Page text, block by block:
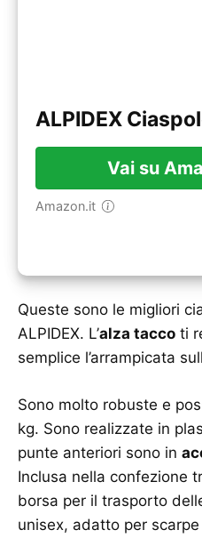
ALPIDEX
Vai su
Amazon.it
Queste sono le migliori
ALPIDEX. L’alza tacco ti
semplice l’arrampicata
Sono molto robuste e
kg. Sono realizzate in
punte anteriori sono in
Inclusa nella confezione
borsa per il trasporto
unisex, adatto per